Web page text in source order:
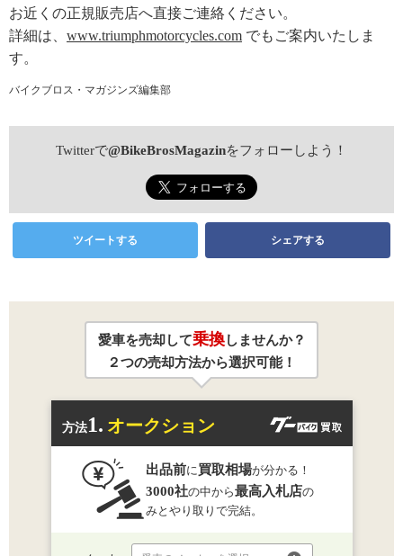
お近くの正規販売店へ直接ご連絡ください。
詳細は、 www.triumphmotorcycles.com でもご案内いたしま
す。
バイクブロス・マガジンズ編集部
Twitterで@BikeBrosMagazinをフォローしよう！
ツイートする シェアする
愛車を売却して乗換しませんか？
２つの売却方法から選択可能！
方法1. オークション
出品前に買取相場が分かる！
3000社の中から最高入札店の
みとやり取りで完結。